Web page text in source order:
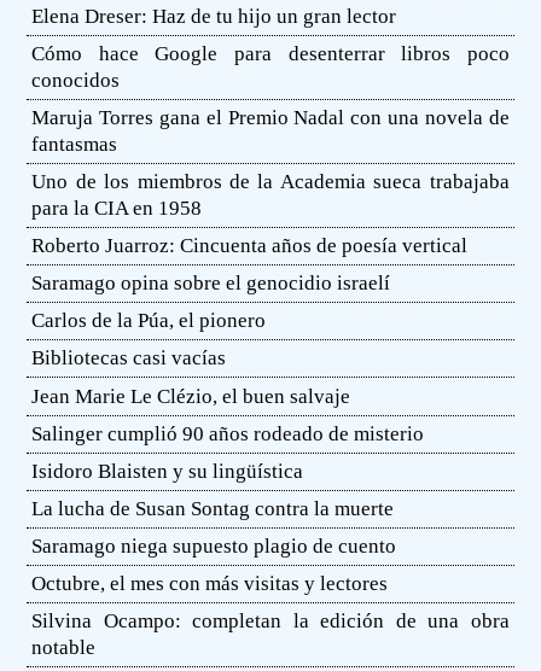
Elena Dreser: Haz de tu hijo un gran lector
Cómo hace Google para desenterrar libros poco
conocidos
Maruja Torres gana el Premio Nadal con una novela de
fantasmas
Uno de los miembros de la Academia sueca trabajaba
para la CIA en 1958
Roberto Juarroz: Cincuenta años de poesía vertical
Saramago opina sobre el genocidio israelí
Carlos de la Púa, el pionero
Bibliotecas casi vacías
Jean Marie Le Clézio, el buen salvaje
Salinger cumplió 90 años rodeado de misterio
Isidoro Blaisten y su lingüística
La lucha de Susan Sontag contra la muerte
Saramago niega supuesto plagio de cuento
Octubre, el mes con más visitas y lectores
Silvina Ocampo: completan la edición de una obra
notable